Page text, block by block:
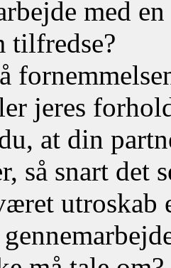
med
tilfredse?
jeres
at din
så snart det
utroskab